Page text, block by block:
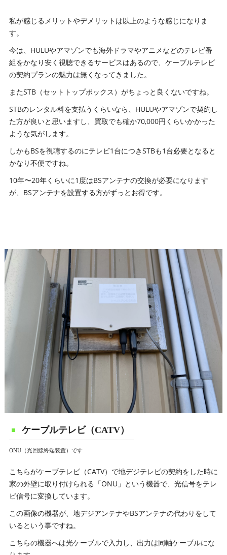
私が感じるメリットやデメリットは以上のような感じになりま
す。
今は、HULUやアマゾンでも海外ドラマやアニメなどのテレビ番
組をかなり安く視聴できるサービスはあるので、ケーブルテレビ
の契約プランの魅力は無くなってきました。
またSTB（セットトップボックス）がちょっと良くないですね。
STBのレンタル料を支払うくらいなら、HULUやアマゾンで契約し
た方が良いと思いますし、買取でも確か70,000円くらいかかった
ような気がします。
しかもBSを視聴するのにテレビ1台につきSTBも1台必要となると
かなり不便ですね。
10年〜20年くらいに1度はBSアンテナの交換が必要になります
が、BSアンテナを設置する方がずっとお得です。
ケーブルテレビ（CATV）
ONU（光回線終端装置）です
こちらがケーブテレビ（CATV）で地デジテレビの契約をした時に
家の外壁に取り付けられる「ONU」という機器で、光信号をテレ
ビ信号に変換しています。
この画像の機器が、地デジアンテナやBSアンテナの代わりをして
いるという事ですね。
こちらの機器へは光ケーブルで入力し、出力は同軸ケーブルにな